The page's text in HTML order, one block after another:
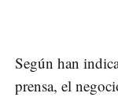
Según han
prensa, el